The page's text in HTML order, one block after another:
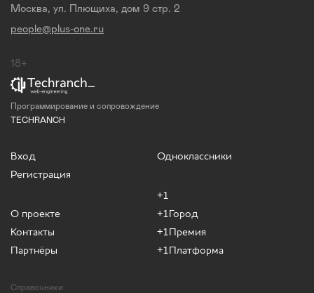
Москва, ул. Плющиха, дом 9 стр. 2
people@plus-one.ru
18+
Программирование и сопровождение
TECHRANCH
Вход
Регистрация
О проекте
Контакты
Партнёры
Одноклассники
+1
+1Город
+1Премия
+1Платформа
Справочники